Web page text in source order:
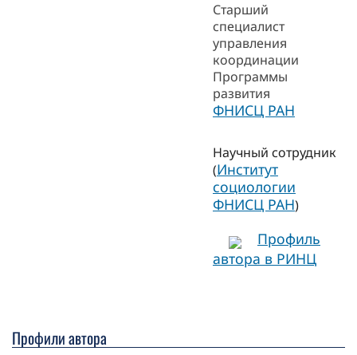
Старший
специалист
управления
координации
Программы
развития
ФНИСЦ РАН
Научный сотрудник
(Институт
социологии
ФНИСЦ РАН)
Профиль
автора в РИНЦ
Профили автора